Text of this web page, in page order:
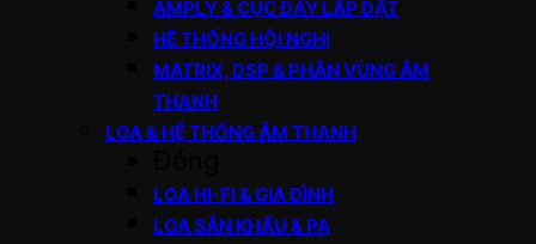
AMPLY & CỤC ĐẨY LẮP ĐẶT
HỆ THỐNG HỘI NGHỊ
MATRIX, DSP & PHÂN VÙNG ÂM
THANH
LOA & HỆ THỐNG ÂM THANH
LOA HI-FI & GIA ĐÌNH
LOA SÂN KHẤU & PA